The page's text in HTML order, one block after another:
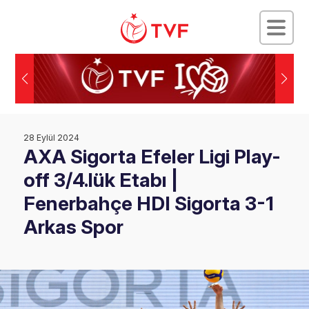
28 Eylül 2024
AXA Sigorta Efeler Ligi Play-
off 3/4.lük Etabı |
Fenerbahçe HDI Sigorta 3-1
Arkas Spor